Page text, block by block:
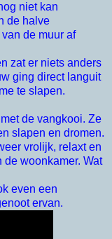
niet kan
de halve
de muur af
zat er niets anders
ging direct languit
te slapen.
de vangkooi. Ze
slapen en dromen.
vrolijk, relaxt en
woonkamer. Wat
even een
ervan.